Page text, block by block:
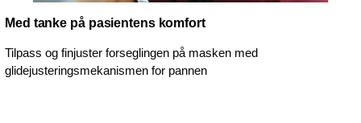
Med tanke på pasientens komfort
Tilpass og finjuster forseglingen på masken med
glidejusteringsmekanismen for pannen